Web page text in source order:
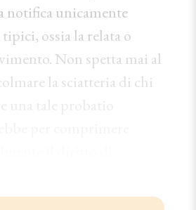
notifica unicamente
ossia la relata o
Non spetta mai al
la sciatteria di chi